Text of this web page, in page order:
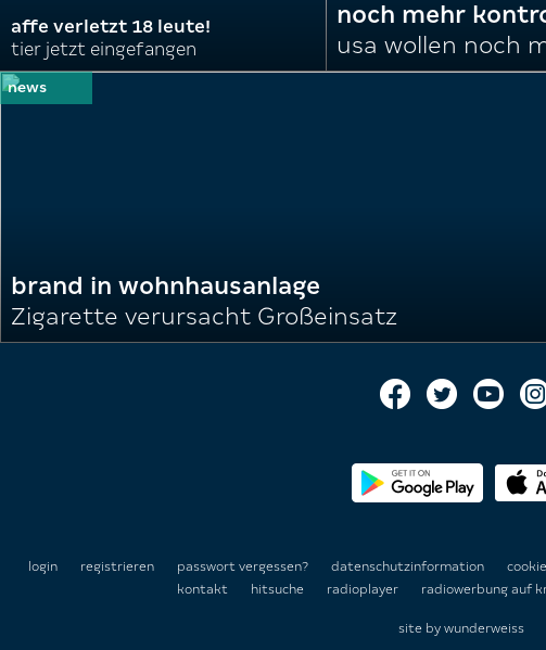
affe verletzt 18 leute!
tier jetzt eingefangen
noch mehr
usa wollen noch
brand in wohnhausanlage
Zigarette verursacht Großeinsatz
login registrieren passwort vergessen? datenschutzinformation
kontakt
hitsuche radioplayer radiowerbung auf
site by wunderweiss